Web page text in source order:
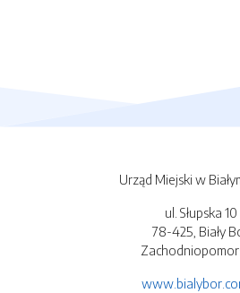
Urząd Miejski w
ul. Słupska 10
78-425, Biały